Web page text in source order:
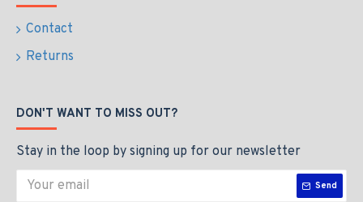
Contact
Returns
DON'T WANT TO MISS OUT?
Stay in the loop by signing up for our newsletter
Send